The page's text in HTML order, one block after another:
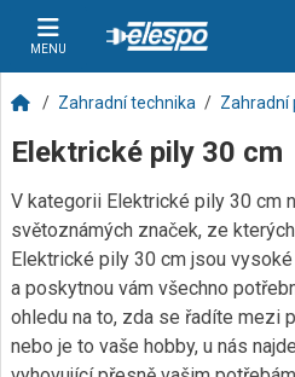
MENU
Zahradní technika Zahradní
Elektrické pily 30 cm
V kategorii Elektrické pily 30 cm
světoznámých značek, ze
Elektrické pily 30 cm jsou
a poskytnou vám všechno
ohledu na to, zda se řadíte mezi
nebo je to vaše hobby, u nás